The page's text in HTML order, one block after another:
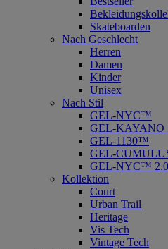
Skateboarden
Nach Geschlecht
Herren
Damen
Kinder
Unisex
Nach Stil
GEL-NYC™
GEL-
GEL-1130™
GEL-
GEL-NYC™ 2.0
Kollektion
Court
Urban Trail
Heritage
Vis Tech
Vintage Tech